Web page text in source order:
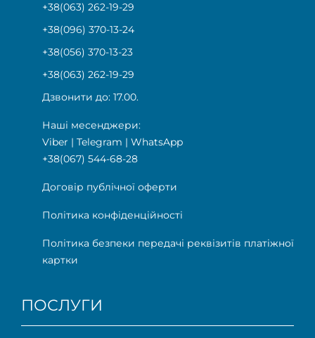
+38(063) 262-19-29
+38(096) 370-13-24
+38(056) 370-13-23
+38(063) 262-19-29
Дзвонити до: 17.00.
Наші месенджери:
Viber | Telegram | WhatsApp
+38(067) 544-68-28
Договір публічної оферти
Політика конфіденційності
Політика безпеки передачі реквізитів платіжної
картки
ПОСЛУГИ